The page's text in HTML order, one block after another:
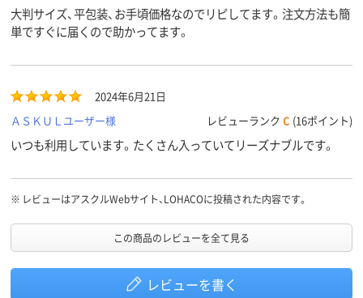
大判サイズ、平包装、お手頃価格なのでリピしてます。注文方法も簡
単ですぐに届くので助かってます。
2024年6月21日
ＡＳＫＵＬユーザー様
レビューランク C (16ポイント)
いつも利用しています。たくさん入っていてリーズナブルです。
※ レビューはアスクルWebサイト、LOHACOに投稿された内容です。
この商品のレビューを全て見る
レビューを書く